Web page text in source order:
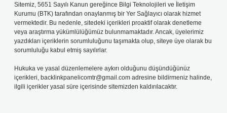
Sitemiz, 5651 Sayılı Kanun gereğince Bilgi Teknolojileri ve İletişim
Kurumu (BTK) tarafından onaylanmış bir Yer Sağlayıcı olarak hizmet
vermektedir. Bu nedenle, sitedeki içerikleri proaktif olarak denetleme
veya araştırma yükümlülüğümüz bulunmamaktadır. Ancak, üyelerimiz
yazdıkları içeriklerin sorumluluğunu taşımakta olup, siteye üye olarak bu
sorumluluğu kabul etmiş sayılırlar.
Hukuka ve yasal düzenlemelere aykırı olduğunu düşündüğünüz
içerikleri, backlinkpanelicomtr@gmail.com adresine bildirmeniz halinde,
ilgili içerikler yasal süre içerisinde sitemizden kaldırılacaktır.